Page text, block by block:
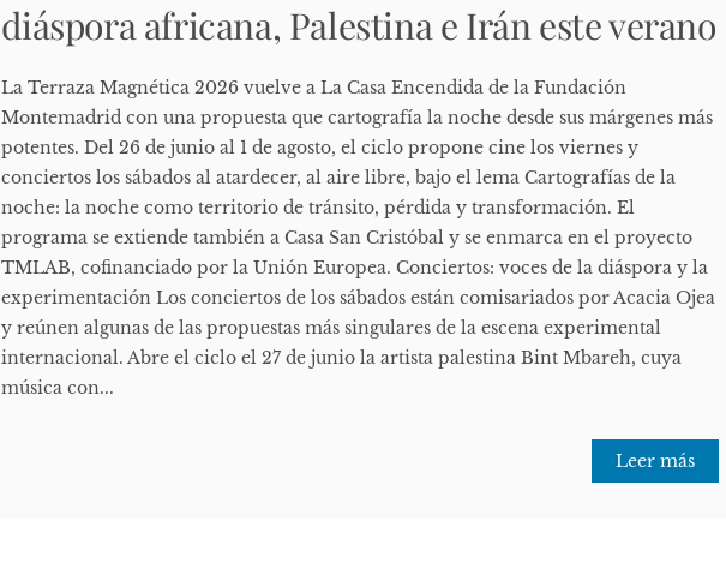
diáspora africana, Palestina e Irán este verano
La Terraza Magnética 2026 vuelve a La Casa Encendida de la Fundación
Montemadrid con una propuesta que cartografía la noche desde sus márgenes más
potentes. Del 26 de junio al 1 de agosto, el ciclo propone cine los viernes y
conciertos los sábados al atardecer, al aire libre, bajo el lema Cartografías de la
noche: la noche como territorio de tránsito, pérdida y transformación. El
programa se extiende también a Casa San Cristóbal y se enmarca en el proyecto
TMLAB, cofinanciado por la Unión Europea. Conciertos: voces de la diáspora y la
experimentación Los conciertos de los sábados están comisariados por Acacia Ojea
y reúnen algunas de las propuestas más singulares de la escena experimental
internacional. Abre el ciclo el 27 de junio la artista palestina Bint Mbareh, cuya
música con...
Leer más